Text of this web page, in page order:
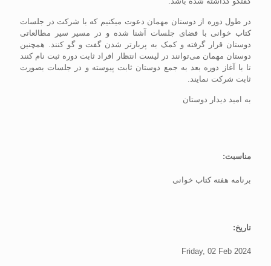
در طول دوره از دوستان مهمان دعوت میکنیم که با شرکت در جلسات
کتاب خوانی با فضای جلسات آشنا شده و در مسیر سیر مطالعاتی
دوستان قرار گرفته و کمک به پربارتر شدن گفت و گو کنند. همچنین
دوستان مهمان می‌توانند در لیست انتظار افراد ثابت دوره ثبت نام کنند
تا با آغاز دوره بعد به جمع دوستان ثابت پیوسته و در جلسات بصورت
ثابت شرکت نمایند.
به امید دیدار دوستان
مناسبت:
برنامه هفته کتاب خوانی
تاریخ:
Friday, 02 Feb 2024